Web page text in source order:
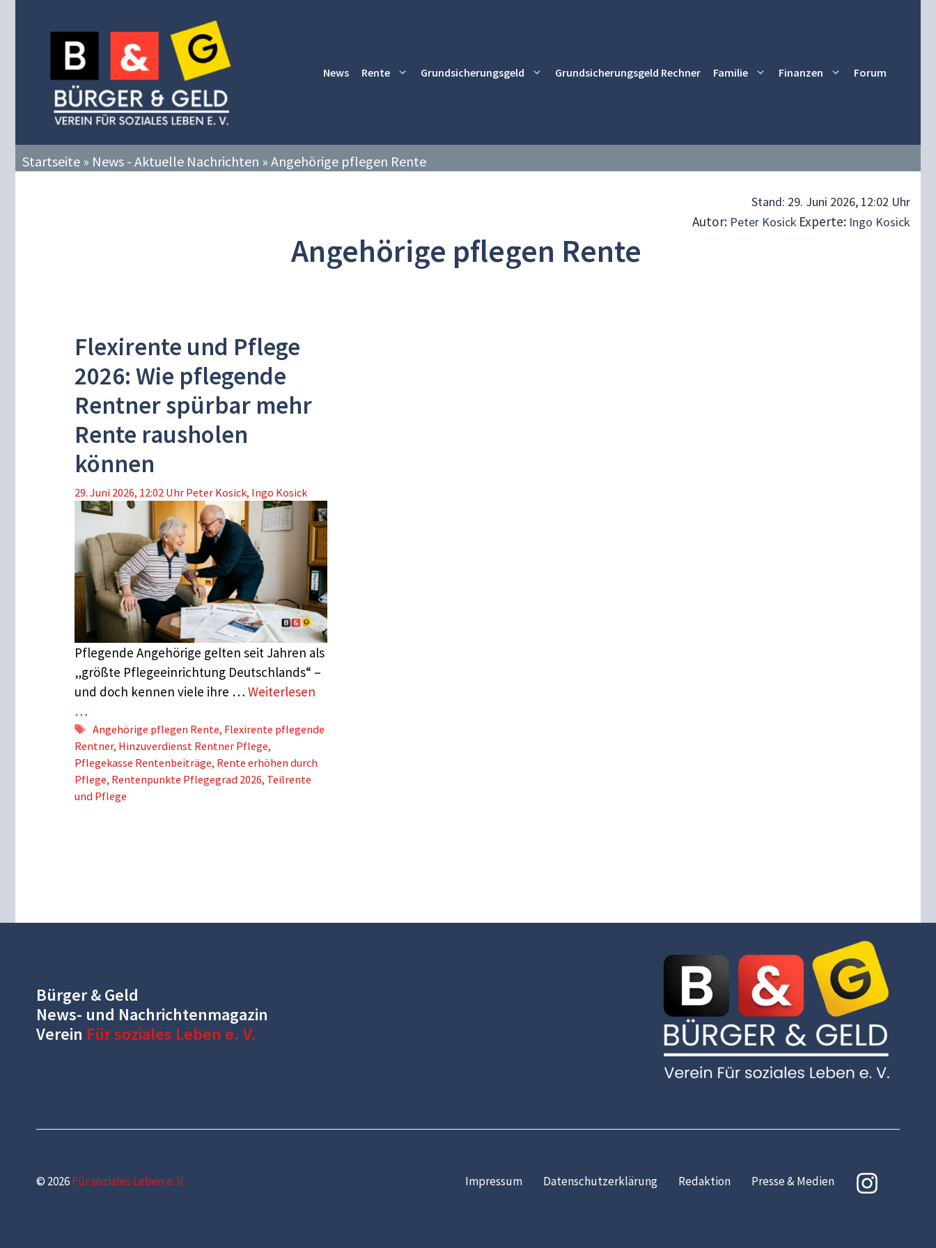
News Rente Grundsicherungsgeld Grundsicherungsgeld Rechner Familie Finanzen Forum
Startseite » News - Aktuelle Nachrichten » Angehörige pflegen Rente
Stand: 29. Juni 2026, 12:02 Uhr
Autor: Peter Kosick Experte: Ingo Kosick
Angehörige pflegen Rente
Flexirente und Pflege
2026: Wie pflegende
Rentner spürbar mehr
Rente rausholen
können
29. Juni 2026, 12:02 Uhr Peter Kosick, Ingo Kosick
Pflegende Angehörige gelten seit Jahren als
„größte Pflegeeinrichtung Deutschlands“ –
und doch kennen viele ihre … Weiterlesen
…
Schlagwörter
Angehörige pflegen Rente, Flexirente pflegende
Rentner, Hinzuverdienst Rentner Pflege,
Pflegekasse Rentenbeiträge, Rente erhöhen durch
Pflege, Rentenpunkte Pflegegrad 2026, Teilrente
und Pflege
Bürger & Geld
News- und Nachrichtenmagazin
Verein Für soziales Leben e. V.
© 2026Für soziales Leben e. V. Impressum Datenschutzerklärung Redaktion Presse & Medien